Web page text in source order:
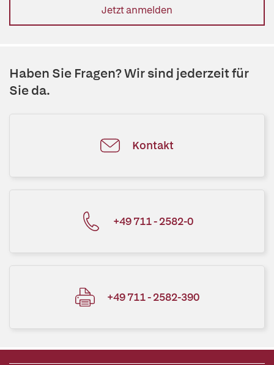
Jetzt anmelden
Haben Sie Fragen? Wir sind jederzeit für
Sie da.
Kontakt
+49 711 - 2582-0
+49 711 - 2582-390